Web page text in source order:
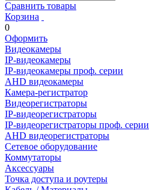
Сравнить товары
Корзина
0
Оформить
Видеокамеры
IP-видеокамеры
IP-видеокамеры проф. серии
AHD видеокамеры
Камера-регистратор
Видеорегистраторы
IP-видеорегистраторы
IP-видеорегистраторы проф. серии
AHD видеорегистраторы
Сетевое оборудование
Коммутаторы
Аксессуары
Точка доступа и роутеры